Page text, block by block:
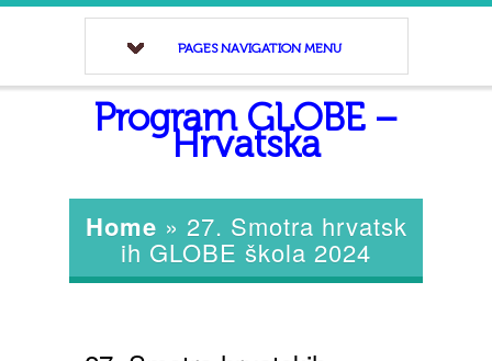
PAGES NAVIGATION MENU
Program GLOBE –
Hrvatska
Home » 27. Smotra hrvatsk
ih GLOBE škola 2024